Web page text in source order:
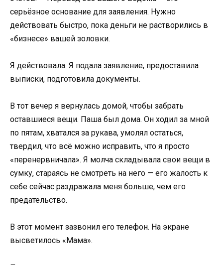
серьёзное основание для заявления. Нужно
действовать быстро, пока деньги не растворились в
«бизнесе» вашей золовки.
Я действовала. Я подала заявление, предоставила
выписки, подготовила документы.
В тот вечер я вернулась домой, чтобы забрать
оставшиеся вещи. Паша был дома. Он ходил за мной
по пятам, хватался за рукава, умолял остаться,
твердил, что всё можно исправить, что я просто
«перенервничала». Я молча складывала свои вещи в
сумку, стараясь не смотреть на него — его жалость к
себе сейчас раздражала меня больше, чем его
предательство.
В этот момент зазвонил его телефон. На экране
высветилось «Мама».